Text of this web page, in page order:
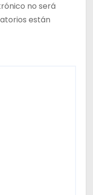
no será
están